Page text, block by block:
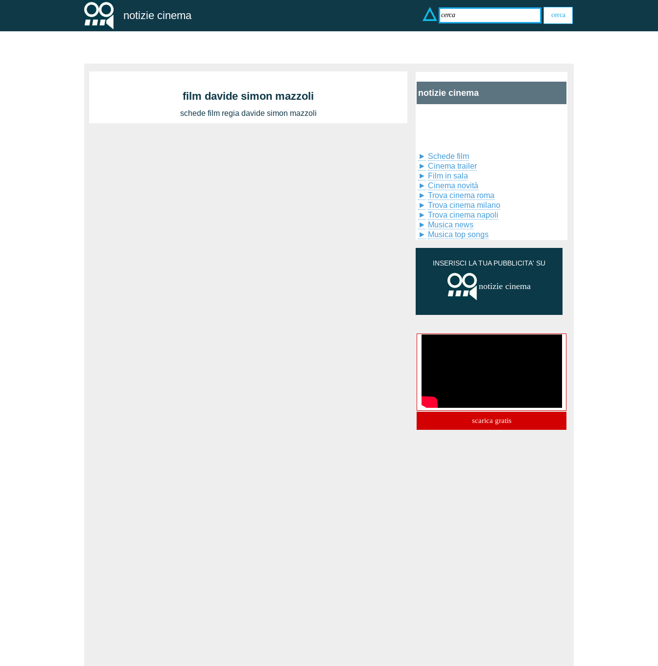
notizie cinema
film davide simon mazzoli
schede film regia davide simon mazzoli
notizie cinema
► Schede film
► Cinema trailer
► Film in sala
► Cinema novità
► Trova cinema roma
► Trova cinema milano
► Trova cinema napoli
► Musica news
► Musica top songs
INSERISCI LA TUA PUBBLICITA' SU
notizie cinema
scarica gratis